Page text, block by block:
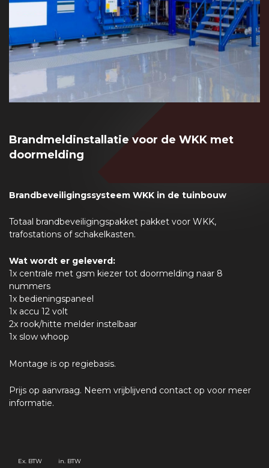
Brandmeldinstallatie voor de WKK met
doormelding
Brandbeveiligingssysteem WKK in de tuinbouw
Totaal brandbeveiligingspakket pakket voor WKK,
trafostations of schakelkasten.
Wat wordt er geleverd:
1x centrale met gsm kiezer tot doormelding naar 8
nummers
1x bedieningspaneel
1x accu 12 volt
2x rook/hitte melder instelbaar
1x slow whoop
Montage is op regiebasis.
Prijs op aanvraag. Neem vrijblijvend contact op voor meer
informatie.
Ex. BTW in. BTW